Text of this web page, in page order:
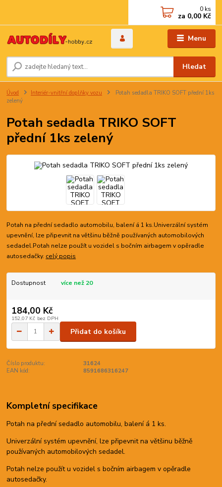
Menu
Hledat
0 ks
za 0,00 Kč
Úvod Interiér-vnitřní doplňky vozu
Potah sedadla TRIKO SOFT přední 1ks
zelený
Potah sedadla TRIKO SOFT
přední 1ks zelený
Potah na přední sedadlo automobilu, balení á 1 ks.Univerzální systém
upevnění, lze připevnit na většinu běžně používaných automobilových
sedadel.Potah nelze použít u vozidel s bočním airbagem v opěradle
autosedačky. celý popis
Dostupnost více než 20
184,00 Kč
152,07 Kč bez DPH
Přidat do košíku
Číslo produktu:
31624
EAN kód:
8591686316247
Kompletní specifikace
Potah na přední sedadlo automobilu, balení á 1 ks.
Univerzální systém upevnění, lze připevnit na většinu běžně
používaných automobilových sedadel.
Potah nelze použít u vozidel s bočním airbagem v opěradle
autosedačky.